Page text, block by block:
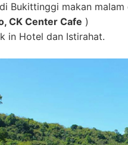
Bukittinggi makan malam
CK Center Cafe )
in Hotel dan Istirahat.